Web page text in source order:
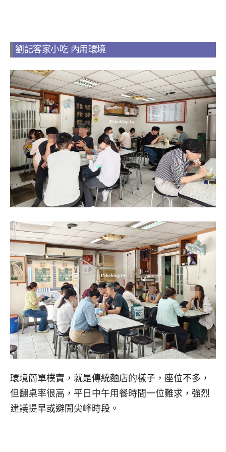
劉記客家小吃 內用環境
環境簡單樸實，就是傳統麵店的樣子，座位不多，
但翻桌率很高，平日中午用餐時間一位難求，強烈
建議提早或避開尖峰時段。